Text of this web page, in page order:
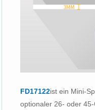
FD17122ist ein Mini-
optionaler 26- oder